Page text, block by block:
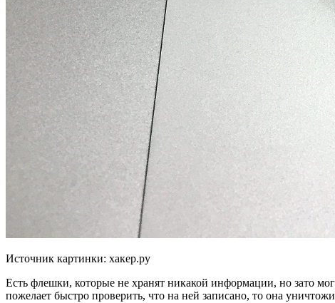
Источник картинки: хакер.ру
Есть флешки, которые не хранят никакой информации, но зато
пожелает быстро проверить, что на ней записано, то она